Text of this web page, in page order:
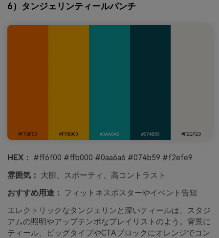
6）タンジェリンティールパンチ
HEX： #ff6f00 #ffb000 #0aa6a6 #074b59 #f2efe9
雰囲気： 大胆、スポーティ、高コントラスト
おすすめ用途：
フィットネスポスターやイベント告知
エレクトリックなタンジェリンと深いティールは、スタジ
アムの照明やアップテンポなプレイリストのよう。背景に
ティール、ビッグタイプやCTAブロックにオレンジでコン